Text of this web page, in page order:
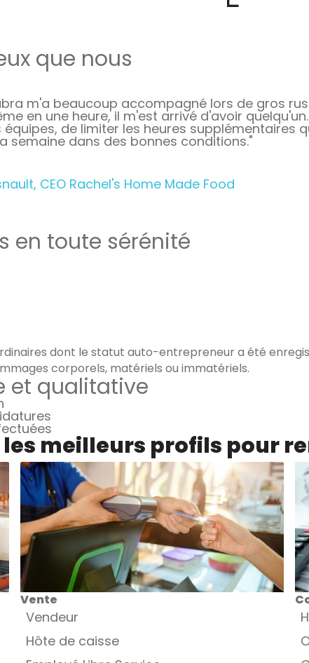
que nous
m'a beaucoup accompagné lors de gros
en une heure, il m'est arrivé d'avoir
équipes, de limiter les heures supplémentaires
semaine dans des bonnes conditions."
CEO Rachel's Home Made Food
en toute sérénité
dont le statut auto-entrepreneur a été
corporels, matériels ou immatériels.
et qualitative
meilleurs profils pour
Vente
Vendeur
Hôte de caisse